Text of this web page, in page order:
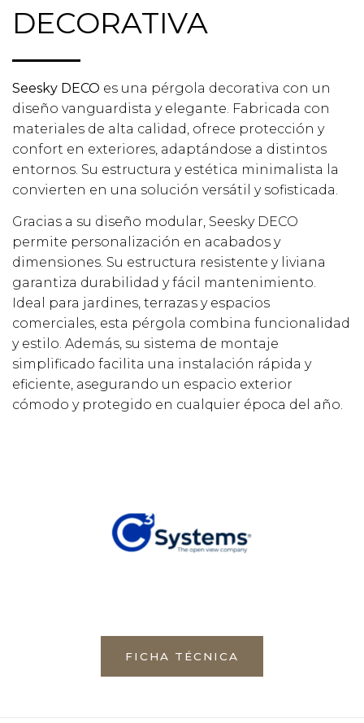
DECORATIVA
Seesky DECO es una pérgola decorativa con un
diseño vanguardista y elegante. Fabricada con
materiales de alta calidad, ofrece protección y
confort en exteriores, adaptándose a distintos
entornos. Su estructura y estética minimalista la
convierten en una solución versátil y sofisticada.
Gracias a su diseño modular, Seesky DECO
permite personalización en acabados y
dimensiones. Su estructura resistente y liviana
garantiza durabilidad y fácil mantenimiento.
Ideal para jardines, terrazas y espacios
comerciales, esta pérgola combina funcionalidad
y estilo. Además, su sistema de montaje
simplificado facilita una instalación rápida y
eficiente, asegurando un espacio exterior
cómodo y protegido en cualquier época del año.
FICHA TÉCNICA